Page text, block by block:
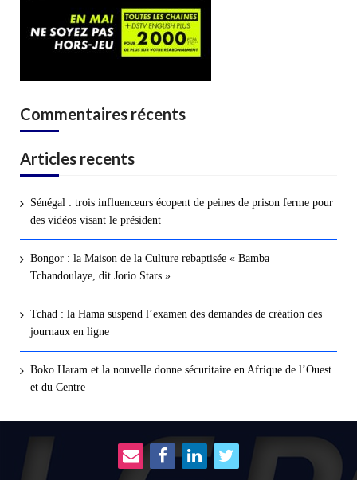
Commentaires récents
Articles recents
Sénégal : trois influenceurs écopent de peines de prison ferme pour
des vidéos visant le président
Bongor : la Maison de la Culture rebaptisée « Bamba
Tchandoulaye, dit Jorio Stars »
Tchad : la Hama suspend l’examen des demandes de création des
journaux en ligne
Boko Haram et la nouvelle donne sécuritaire en Afrique de l’Ouest
et du Centre